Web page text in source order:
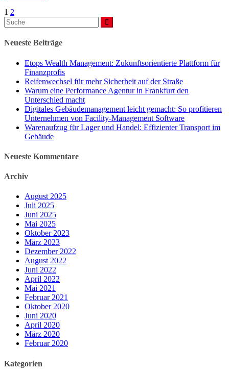
Seitennummerierung
der
Beiträge
Seite
1 Seite
2
Suchen
nach:
Neueste Beiträge
Etops Wealth Management: Zukunftsorientierte Plattform für
Finanzprofis
Reifenwechsel für mehr Sicherheit auf der Straße
Warum eine Performance Agentur in Frankfurt den
Unterschied macht
Digitales Gebäudemanagement leicht gemacht: So profitieren
Unternehmen von Facility-Management Software
Warenaufzug für Lager und Handel: Effizienter Transport im
Gebäude
Neueste Kommentare
Archiv
August 2025
Juli 2025
Juni 2025
Mai 2025
Oktober 2023
März 2023
Dezember 2022
August 2022
Juni 2022
April 2022
Mai 2021
Februar 2021
Oktober 2020
Juni 2020
April 2020
März 2020
Februar 2020
Kategorien